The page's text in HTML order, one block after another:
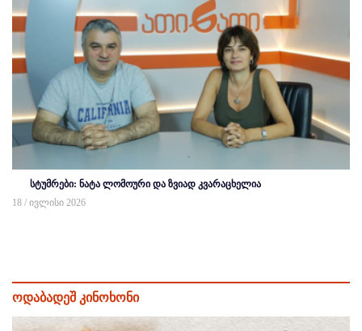
სტუმრები: ნატა ლომოური და ზვიად კვარაცხელია
18 / ივლისი 2026
ოდაბადეშ კინოხონი